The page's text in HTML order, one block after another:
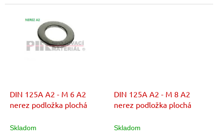
DIN 125A A2 - M 6 A2
nerez podložka plochá
Skladom
DIN 125A A2 - M 8 A2
nerez podložka plochá
Skladom